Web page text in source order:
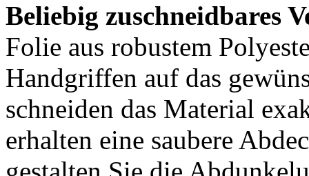
Beliebig zuschneidbares
Folie aus robustem
Handgriffen auf das
schneiden das Material
erhalten eine saubere